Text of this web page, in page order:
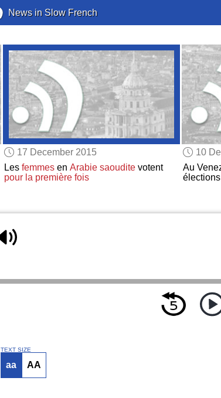
News in Slow French
17 December 2015
Les femmesen Arabie saouditevotent
pour la première fois
10
Au
TEXT SIZE
aa AA